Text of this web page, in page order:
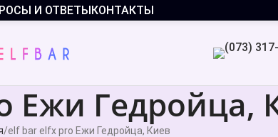
И ОТВЕТЫКОНТАКТЫ
Ежи Гедройца,
elf bar elfx pro Ежи Гедройца, Киев